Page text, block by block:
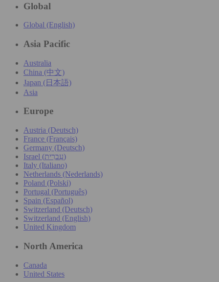
Global
Global (English)
Asia Pacific
Australia
China (中文)
Japan (日本語)
Asia
Europe
Austria (Deutsch)
France (Français)
Germany (Deutsch)
Israel (עִברִית)
Italy (Italiano)
Netherlands (Nederlands)
Poland (Polski)
Portugal (Português)
Spain (Español)
Switzerland (Deutsch)
Switzerland (English)
United Kingdom
North America
Canada
United States